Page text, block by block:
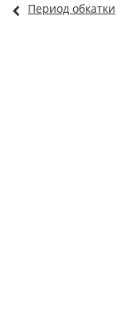
Период обкатки